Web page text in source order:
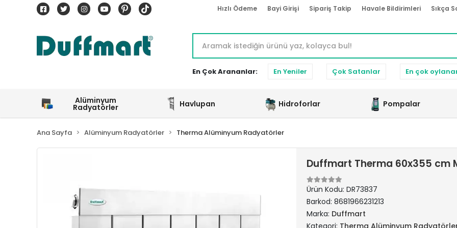
Hızlı Ödeme Bayi Girişi Sipariş Takip Havale Bildirimleri Sıkça
En Çok Arananlar: En Yeniler Çok Satanlar En çok
Alüminyum
Radyatörler Havlupan Hidroforlar Pompalar
Ana Sayfa Alüminyum Radyatörler Therma Alüminyum Radyatörler
Duffmart Therma 60x355 cm
Ürün Kodu: DR73837
Barkod: 8681966231213
Marka: Duffmart
Kategori: Therma Alüminyum